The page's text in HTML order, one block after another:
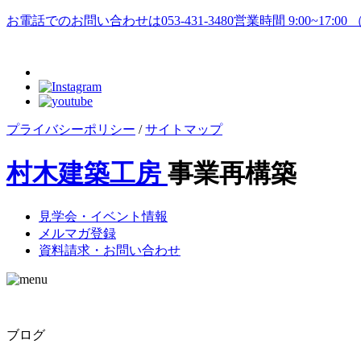
お電話でのお問い合わせは053-431-3480営業時間 9:00~17:00
プライバシーポリシー /サイトマップ
村木建築工房 事業再構築
見学会・イベント情報
メルマガ登録
資料請求・お問い合わせ
ブログ